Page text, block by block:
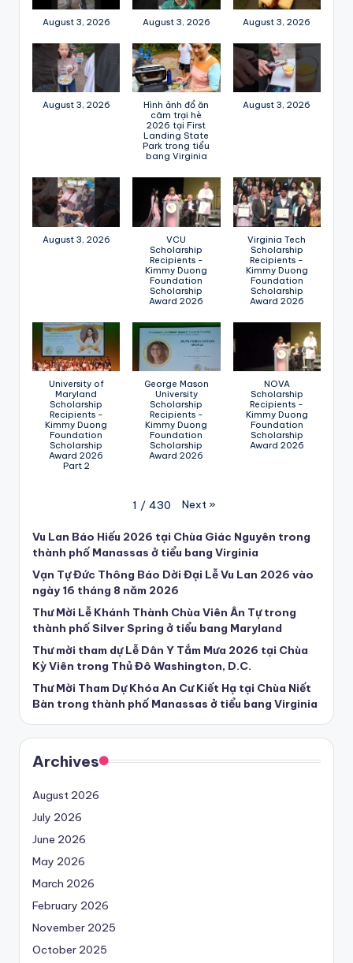
August 3, 2026 August 3, 2026 August 3, 2026
August 3, 2026
Hình ảnh đổ ăn
câm trại hè
2026 tại First
Landing State
Park trong tiểu
bang Virginia
August 3, 2026
August 3, 2026
VCU
Scholarship
Recipients -
Kimmy Duong
Foundation
Scholarship
Award 2026
Virginia Tech
Scholarship
Recipients -
Kimmy Duong
Foundation
Scholarship
Award 2026
University of
Maryland
Scholarship
Recipients -
Kimmy Duong
Foundation
Scholarship
Award 2026
Part 2
George Mason
University
Scholarship
Recipients -
Kimmy Duong
Foundation
Scholarship
Award 2026
NOVA
Scholarship
Recipients -
Kimmy Duong
Foundation
Scholarship
Award 2026
1 / 430 Next »
Vu Lan Báo Hiếu 2026 tại Chùa Giác Nguyên trong
thành phố Manassas ở tiểu bang Virginia
Vạn Tự Đức Thông Báo Dời Đại Lễ Vu Lan 2026 vào
ngày 16 tháng 8 năm 2026
Thư Mời Lễ Khánh Thành Chùa Viên Ân Tự trong
thành phố Silver Spring ở tiểu bang Maryland
Thư mời tham dự Lễ Dân Y Tắm Mưa 2026 tại Chùa
Kỳ Viên trong Thủ Đô Washington, D.C.
Thư Mời Tham Dự Khóa An Cư Kiết Hạ tại Chùa Niết
Bàn trong thành phố Manassas ở tiểu bang Virginia
Archives
August 2026
July 2026
June 2026
May 2026
March 2026
February 2026
November 2025
October 2025